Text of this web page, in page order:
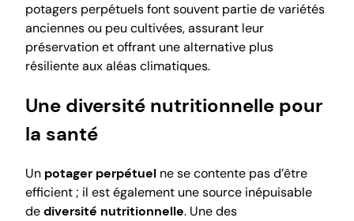
potagers perpétuels font souvent partie de variétés
anciennes ou peu cultivées, assurant leur
préservation et offrant une alternative plus
résiliente aux aléas climatiques.
Une diversité nutritionnelle pour
la santé
Un potager perpétuel ne se contente pas d’être
efficient ; il est également une source inépuisable
dediversité nutritionnelle. Une des